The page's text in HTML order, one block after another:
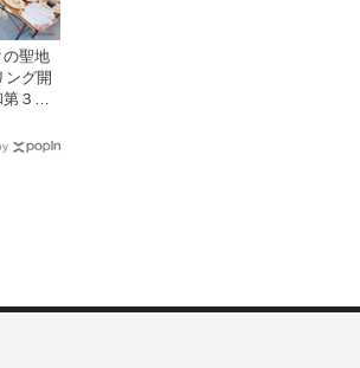
の聖地
ング開
３